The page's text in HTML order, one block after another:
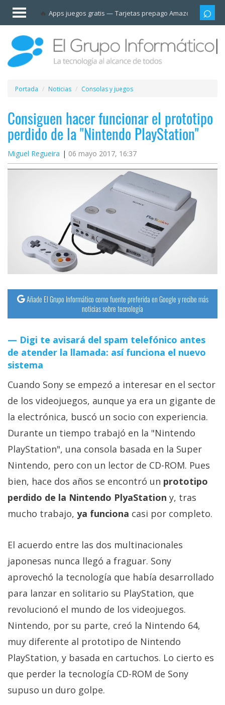
Apps juegos gratis Tarjetas prepago Amazon
Invitado
Iniciar
sesión /
Registrarse
Esenciales
Móviles
Ofertas
Apps
Redes
Operadores
Trucos
Tutoriales
Ciberseguridad
Sistemas
operativos
Profesional
+
Más
temas
Sorteos
Contacto
Sobre
nosotros
/
Publicidad
Cambiar
opciones
de
privacidad
/
Portada Noticias Consolas y juegos
Consiguen hacer funcionar el prototipo
perdido de la "Nintendo PlayStation"
Miguel Regueira 06 mayo 2017, 16:37
Añade El Grupo Informático como fuente preferida en Google y recibe más
noticias sobre tecnología
Digi te avisará del spam telefónico antes
de atender la llamada: así funciona el nuevo
sistema
Cuando Sony se empezó a interesar en el sector
de los videojuegos, aunque ya era un gigante de
la electrónica, buscó un socio con experiencia.
Durante un tiempo trabajó en la "Nintendo
PlayStation", una consola basada en la Super
Nintendo, pero con un lector de CD-ROM. Pues
bien, hace dos años se encontró un prototipo
perdido de la Nintendo PlyaStation y, tras
mucho trabajo, ya funciona casi por completo.
El acuerdo entre las dos multinacionales
japonesas nunca llegó a fraguar. Sony
aprovechó la tecnología que había desarrollado
para lanzar en solitario su PlayStation, que
revolucionó el mundo de los videojuegos.
Nintendo, por su parte, creó la Nintendo 64,
muy diferente al prototipo de Nintendo
PlayStation, y basada en cartuchos. Lo cierto es
que perder la tecnología CD-ROM de Sony
supuso un duro golpe.